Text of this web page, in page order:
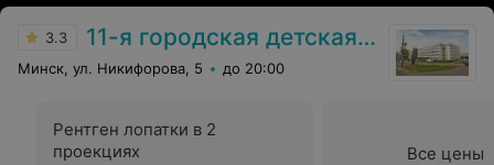
3.3 11-я городская детская поликлиника
Минск, ул. Никифорова, 5 до 20:00
Рентген лопатки в 2
проекциях
Все цены